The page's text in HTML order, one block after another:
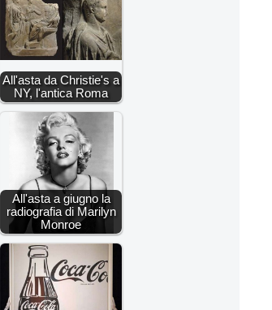
All'asta da Christie's a
NY, l'antica Roma
All'asta a giugno la
radiografia di Marilyn
Monroe